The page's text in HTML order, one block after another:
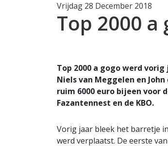
Vrijdag 28 December 2018
Top 2000
Top 2000 a gogo werd
Niels van Meggelen en
ruim 6000 euro bijeen voor
Fazantennest en de KBO.
Vorig jaar bleek het barretje
werd verplaatst. De eerste